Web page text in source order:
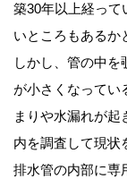
築30年以上経って
いところもあるか
しかし、管の中
が小さくなってい
まりや水漏れが
内を調査して現状
排水管の内部に専